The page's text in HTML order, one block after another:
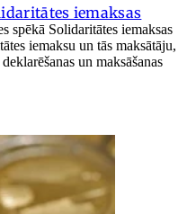
iemaksas
spēkā Solidaritātes iemaksas
iemaksu un tās maksātāju,
un maksāšanas